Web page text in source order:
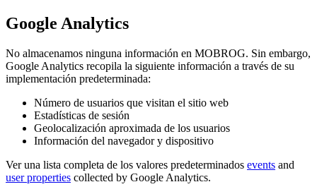
Google Analytics
No almacenamos ninguna información en MOBROG. Sin embargo,
Google Analytics recopila la siguiente información a través de su
implementación predeterminada:
Número de usuarios que visitan el sitio web
Estadísticas de sesión
Geolocalización aproximada de los usuarios
Información del navegador y dispositivo
Ver una lista completa de los valores predeterminados events and
user properties collected by Google Analytics.